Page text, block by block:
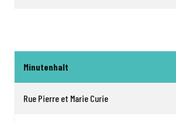
Minutenhalt
Rue Pierre et Marie Curie